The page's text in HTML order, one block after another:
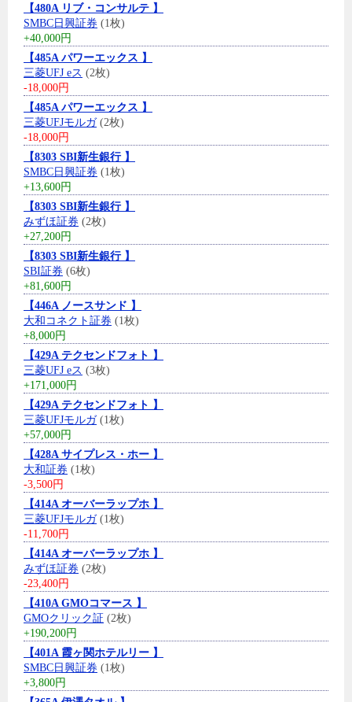
【480A リブ・コンサルテ 】
SMBC日興証券 (1枚)
+40,000円
【485A パワーエックス 】
三菱UFJ eス (2枚)
-18,000円
【485A パワーエックス 】
三菱UFJモルガ(2枚)
-18,000円
【8303 SBI新生銀行 】
SMBC日興証券 (1枚)
+13,600円
【8303 SBI新生銀行 】
みずほ証券 (2枚)
+27,200円
【8303 SBI新生銀行 】
SBI証券 (6枚)
+81,600円
【446A ノースサンド 】
大和コネクト証券 (1枚)
+8,000円
【429A テクセンドフォト 】
三菱UFJ eス (3枚)
+171,000円
【429A テクセンドフォト 】
三菱UFJモルガ(1枚)
+57,000円
【428A サイプレス・ホー 】
大和証券 (1枚)
-3,500円
【414A オーバーラップホ 】
三菱UFJモルガ(1枚)
-11,700円
【414A オーバーラップホ 】
みずほ証券 (2枚)
-23,400円
【410A GMOコマース 】
GMOクリック証 (2枚)
+190,200円
【401A 霞ヶ関ホテルリー 】
SMBC日興証券 (1枚)
+3,800円